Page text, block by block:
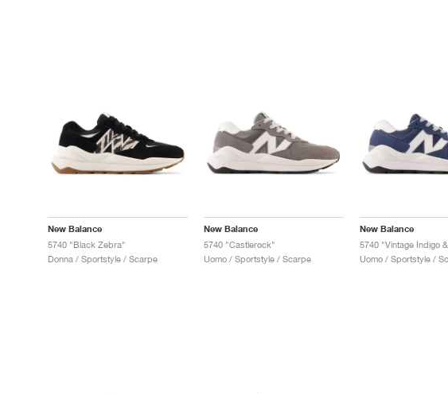
New Balance
5740 "Black Zebra"
Donna / Sportstyle / Scarpe
New Balance
5740 "Castlerock"
Uomo / Sportstyle / Scarpe
New Balance
5740 "Vintage Indigo
Uomo / Sportstyle /